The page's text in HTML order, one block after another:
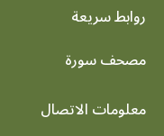
روابط سريعة
footer menu
مصحف سورة
معلومات الاتصال